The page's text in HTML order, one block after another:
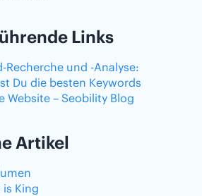
Links
Recherche und -Analyse:
Du die besten Keywords
Website – Seobility Blog
Artikel
King